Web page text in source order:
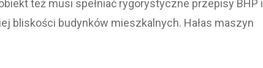
też musi spełniać rygorystyczne przepisy BHP i
bliskości budynków mieszkalnych. Hałas maszyn